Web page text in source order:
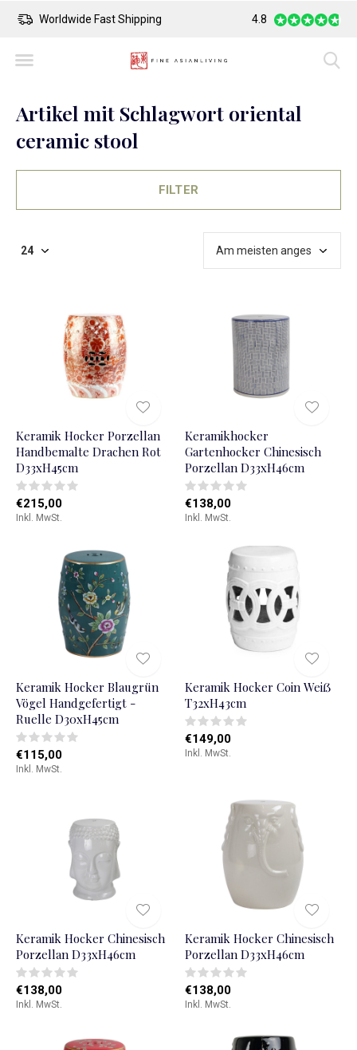
Safe Payment 4.8
Artikel mit Schlagwort oriental
ceramic stool
FILTER
Keramik Hocker Porzellan
Handbemalte Drachen Rot
D33xH45cm
€215,00
Inkl. MwSt.
Keramikhocker
Gartenhocker Chinesisch
Porzellan D33xH46cm
€138,00
Inkl. MwSt.
Keramik Hocker Blaugrün
Vögel Handgefertigt -
Ruelle D30xH45cm
€115,00
Inkl. MwSt.
Keramik Hocker Coin Weiẞ
T32xH43cm
€149,00
Inkl. MwSt.
Keramik Hocker Chinesisch
Porzellan D33xH46cm
€138,00
Inkl. MwSt.
Keramik Hocker Chinesisch
Porzellan D33xH46cm
€138,00
Inkl. MwSt.